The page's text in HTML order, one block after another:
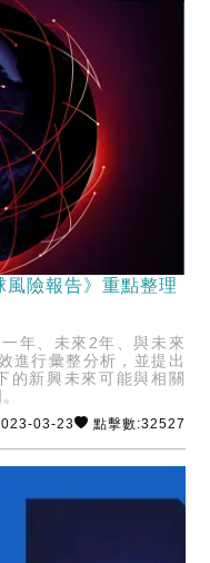
險報告》重點整理
年、未來2年、與未來
進行彙整分析，並提出
的新興未來可能與相關
03-23 點擊數:32527